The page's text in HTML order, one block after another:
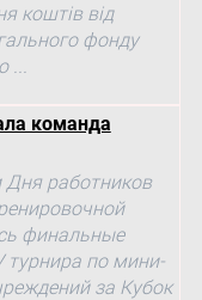
коштів від
фонду
...
команда
Дня работников
финальные
турнира по мини-
за Кубок